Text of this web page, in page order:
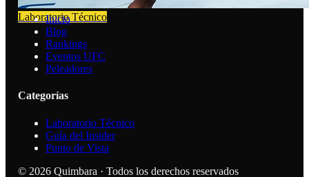
Laboratorio Técnico
Inicio
Blog
Rankings
Eventos UFC
Peleadores
Categorías
Laboratorio Técnico
Guía del Insider
Punto de Vista
© 2026 Quimbara · Todos los derechos reservados